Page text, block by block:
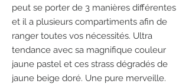
peut se porter de 3 manières différentes
et il a plusieurs compartiments afin de
ranger toutes vos nécessités. Ultra
tendance avec sa magnifique couleur
jaune pastel et ces strass dégradés de
jaune beige doré. Une pure merveille.